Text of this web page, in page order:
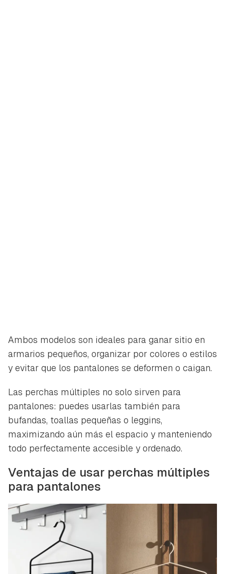
Ambos modelos son ideales para ganar sitio en
armarios pequeños, organizar por colores o estilos
y evitar que los pantalones se deformen o caigan.
Las perchas múltiples no solo sirven para
pantalones: puedes usarlas también para
bufandas, toallas pequeñas o leggins,
maximizando aún más el espacio y manteniendo
todo perfectamente accesible y ordenado.
Ventajas de usar perchas múltiples
para pantalones